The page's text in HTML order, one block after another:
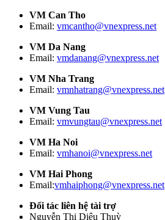
VM Can Tho
Email: vmcantho@vnexpress.net
VM Da Nang
Email: vmdanang@vnexpress.net
VM Nha Trang
Email: vmnhatrang@vnexpress.net
VM Vung Tau
Email: vmvungtau@vnexpress.net
VM Ha Noi
Email: vmhanoi@vnexpress.net
VM Hai Phong
Email:vmhaiphong@vnexpress.net
Đối tác liên hệ tài trợ
Nguyễn Thị Diệu Thuỳ